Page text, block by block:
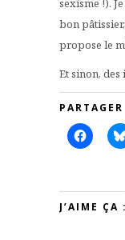
sexisme !).
bon
propose le
Et sinon, des
J’AIME ÇA :